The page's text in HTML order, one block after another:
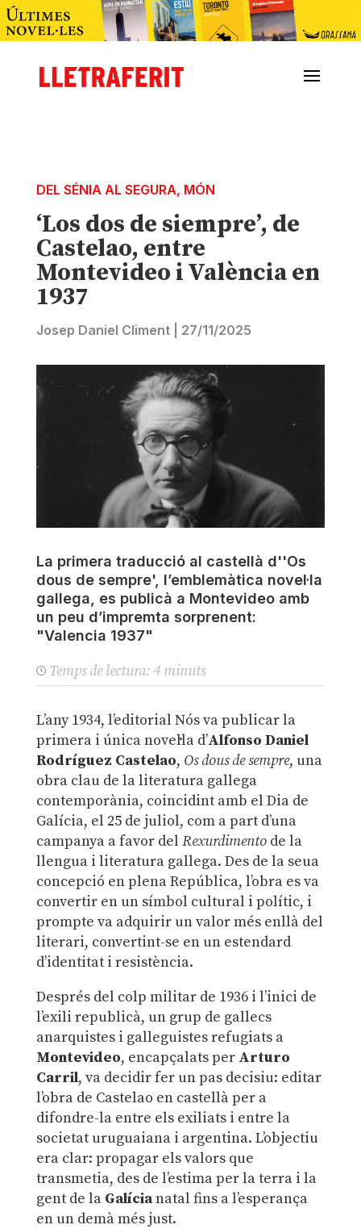
DEL SÉNIA AL SEGURA, MÓN
‘Los dos de siempre’, de
Castelao, entre
Montevideo i València en
1937
Josep Daniel Climent| 27/11/2025
La primera traducció al castellà d''Os
dous de sempre', l’emblemàtica novel·la
gallega, es publicà a Montevideo amb
un peu d’impremta sorprenent:
"Valencia 1937"
Temps de lectura: 4 minuts
L’any 1934, l’editorial Nós va publicar la
primera i única novel·la d’Alfonso Daniel
Rodríguez Castelao, Os dous de sempre, una
obra clau de la literatura gallega
contemporània, coincidint amb el Dia de
Galícia, el 25 de juliol, com a part d’una
campanya a favor del Rexurdimentode la
llengua i literatura gallega. Des de la seua
concepció en plena República, l’obra es va
convertir en un símbol cultural i polític, i
prompte va adquirir un valor més enllà del
literari, convertint-se en un estendard
d’identitat i resistència.
Després del colp militar de 1936 i l’inici de
l’exili republicà, un grup de gallecs
anarquistes i galleguistes refugiats a
Montevideo, encapçalats per Arturo
Carril, va decidir fer un pas decisiu: editar
l’obra de Castelao en castellà per a
difondre-la entre els exiliats i entre la
societat uruguaiana i argentina. L’objectiu
era clar: propagar els valors que
transmetia, des de l’estima per la terra i la
gent de la Galícianatal fins a l’esperança
en un demà més just.